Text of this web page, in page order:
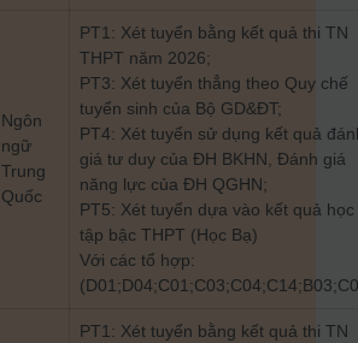
Ngôn
ngữ
Trung
Quốc
PT1: Xét tuyển bằng kết quả thi TN
THPT năm 2026;
PT3: Xét tuyển thẳng theo Quy chế
tuyển sinh của Bộ GD&ĐT;
PT4: Xét tuyển sử dụng kết quả
giá tư duy của ĐH BKHN, Đánh giá
năng lực của ĐH QGHN;
PT5: Xét tuyển dựa vào kết quả học
tập bậc THPT (Học Bạ)
Với các tổ hợp:
PT1: Xét tuyển bằng kết quả thi TN